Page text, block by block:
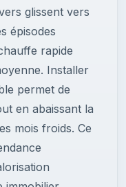
glissent vers
épisodes
rapide
Installer
permet de
en abaissant la
mois froids. Ce